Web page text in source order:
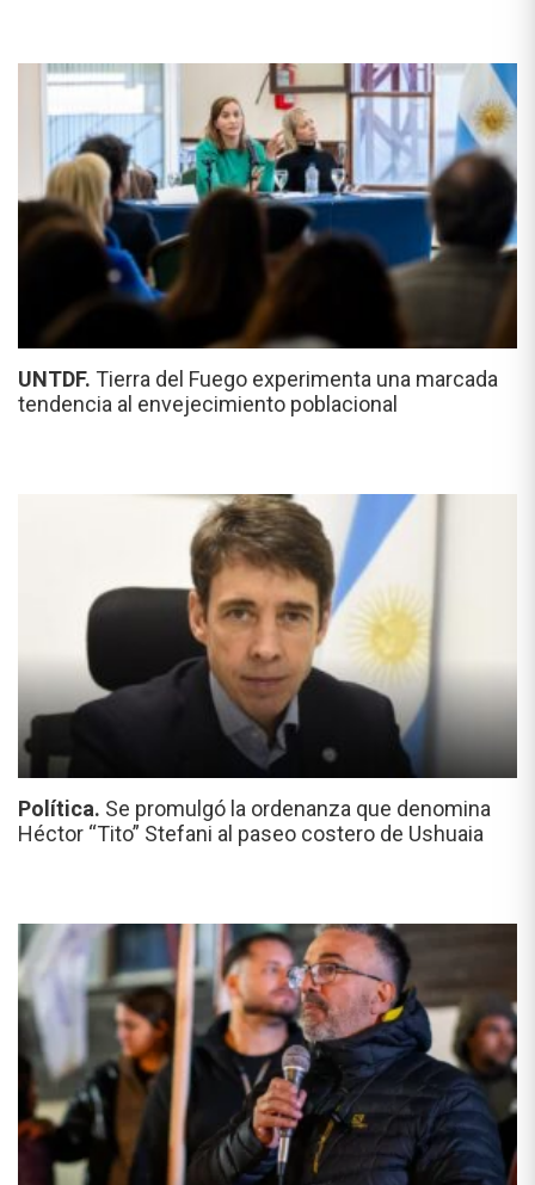
UNTDF. Tierra del Fuego experimenta una marcada
tendencia al envejecimiento poblacional
Política. Se promulgó la ordenanza que denomina
Héctor “Tito” Stefani al paseo costero de Ushuaia